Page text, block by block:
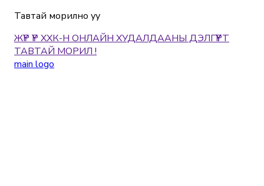
Тавтай морилно уу
ЖҮР ҮР ХХК-Н ОНЛАЙН ХУДАЛДААНЫ ДЭЛГҮҮРТ
ТАВТАЙ МОРИЛ !
main logo